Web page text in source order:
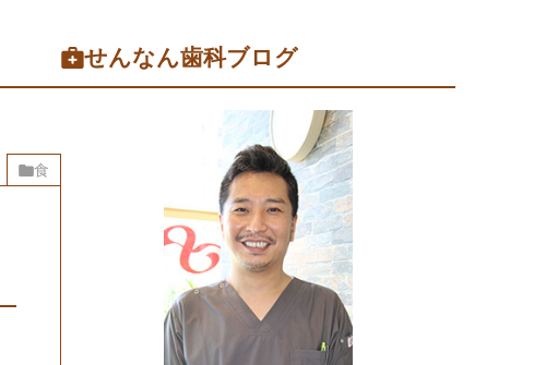
食
せんなん歯科ブログ